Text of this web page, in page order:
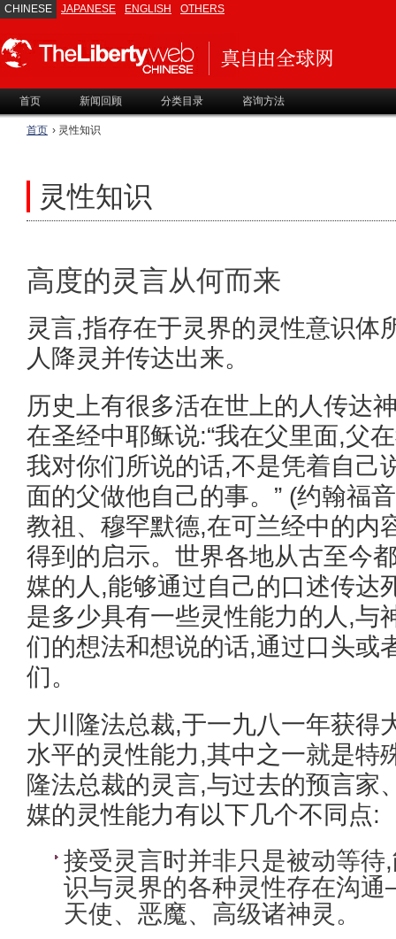
CHINESE JAPANESE ENGLISH OTHERS
首页 新闻回顾 分类目录 咨询方法
首页 › 灵性知识
灵性知识
高度的灵言从何而来
灵言,指存在于灵界的灵性意识体
人降灵并传达出来。
历史上有很多活在世上的人传达
在圣经中耶稣说:“我在父里面,父
我对你们所说的话,不是凭着自己
面的父做他自己的事。” (约翰福
教祖、穆罕默德,在可兰经中的内
得到的启示。世界各地从古至今
媒的人,能够通过自己的口述传达
是多少具有一些灵性能力的人,与
们的想法和想说的话,通过口头或
们。
大川隆法总裁,于一九八一年获得
水平的灵性能力,其中之一就是特
隆法总裁的灵言,与过去的预言家
媒的灵性能力有以下几个不同点:
接受灵言时并非只是被动等待
识与灵界的各种灵性存在沟
天使、恶魔、高级诸神灵。